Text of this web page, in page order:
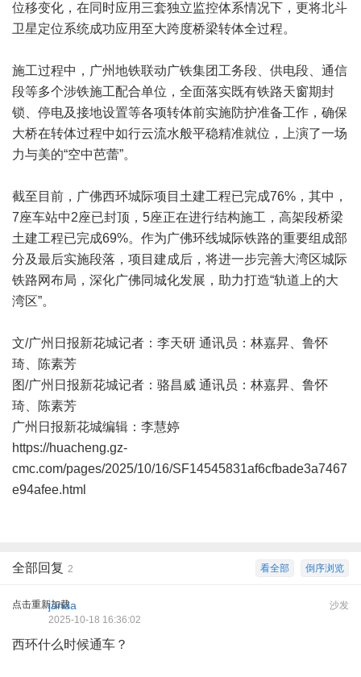
位移变化，在同时应用三套独立监控体系情况下，更将北斗
卫星定位系统成功应用至大跨度桥梁转体全过程。
施工过程中，广州地铁联动广铁集团工务段、供电段、通信
段等多个涉铁施工配合单位，全面落实既有铁路天窗期封
锁、停电及接地设置等各项转体前实施防护准备工作，确保
大桥在转体过程中如行云流水般平稳精准就位，上演了一场
力与美的“空中芭蕾”。
截至目前，广佛西环城际项目土建工程已完成76%，其中，
7座车站中2座已封顶，5座正在进行结构施工，高架段桥梁
土建工程已完成69%。作为广佛环线城际铁路的重要组成部
分及最后实施段落，项目建成后，将进一步完善大湾区城际
铁路网布局，深化广佛同城化发展，助力打造“轨道上的大
湾区”。
文/广州日报新花城记者：李天研 通讯员：林嘉昇、鲁怀
琦、陈素芳
图/广州日报新花城记者：骆昌威 通讯员：林嘉昇、鲁怀
琦、陈素芳
广州日报新花城编辑：李慧婷
https://huacheng.gz-
cmc.com/pages/2025/10/16/SF14545831af6cfbade3a7467
e94afee.html
倒序浏览
看全部
全部回复 2
点击重新加载 沙发
janda
2025-10-18 16:36:02
西环什么时候通车？